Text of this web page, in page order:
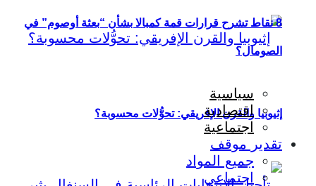
إثيوبيا والقرن الإفريقي: تحوُّلات محسوبة؟
8 نقاط تشرح قرارات قمة كمبالا بشأن “بعثة أوصوم” في
الصومال؟
سياسية
اقتصادية
اجتماعية
تقدير موقف
جميع المواد
اجتماعي